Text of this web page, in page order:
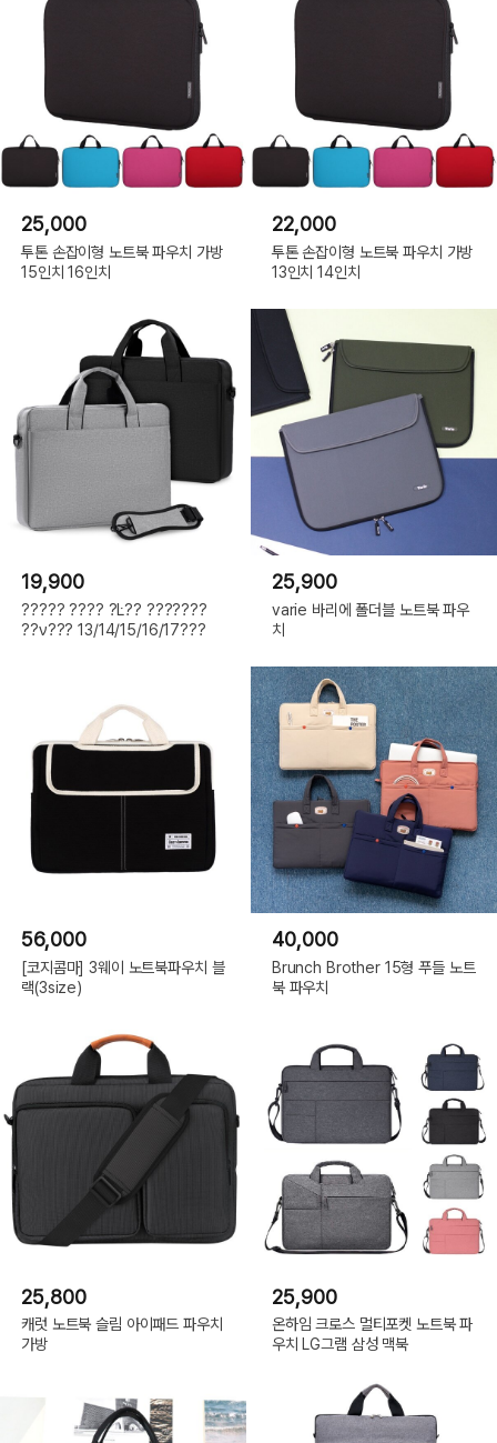
25,000
투톤 손잡이형 노트북 파우치 가방
15인치 16인치
22,000
투톤 손잡이형 노트북 파우치 가방
13인치 14인치
19,900
????? ???? ?Ŀ?? ???????
??ν??? 13/14/15/16/17???
25,900
varie 바리에 폴더블 노트북 파우
치
56,000
[코지콤마] 3웨이 노트북파우치 블
랙(3size)
40,000
Brunch Brother 15형 푸들 노트
북 파우치
25,800
캐럿 노트북 슬림 아이패드 파우치
가방
25,900
온하임 크로스 멀티포켓 노트북 파
우치 LG그램 삼성 맥북